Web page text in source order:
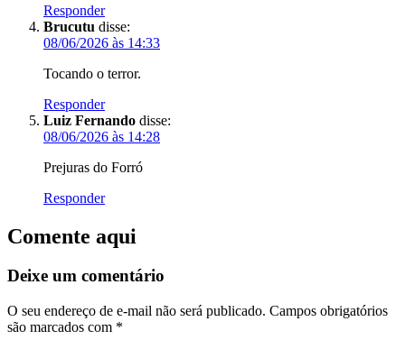
Responder
Brucutu disse:
08/06/2026 às 14:33
Tocando o terror.
Responder
Luiz Fernando disse:
08/06/2026 às 14:28
Prejuras do Forró
Responder
Comente aqui
Deixe um comentário
O seu endereço de e-mail não será publicado. Campos obrigatórios
são marcados com *